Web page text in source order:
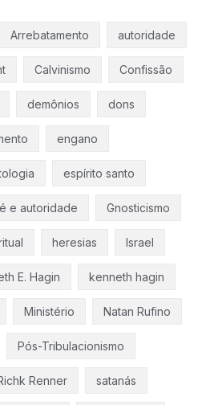
Arrebatamento autoridade
Calvinismo Confissão
demônios dons
engano
espírito santo
e autoridade Gnosticismo
heresias Israel
E. Hagin kenneth hagin
Ministério Natan Rufino
Pós-Tribulacionismo
Renner satanás